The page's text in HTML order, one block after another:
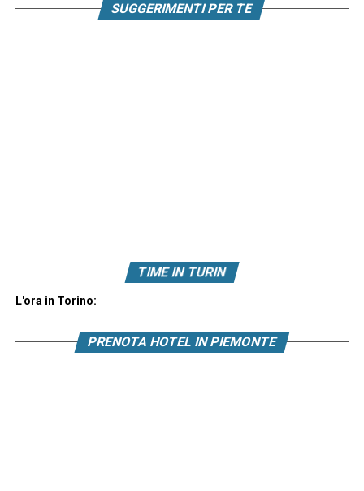
SUGGERIMENTI PER TE
TIME IN TURIN
L'ora in Torino:
PRENOTA HOTEL IN PIEMONTE